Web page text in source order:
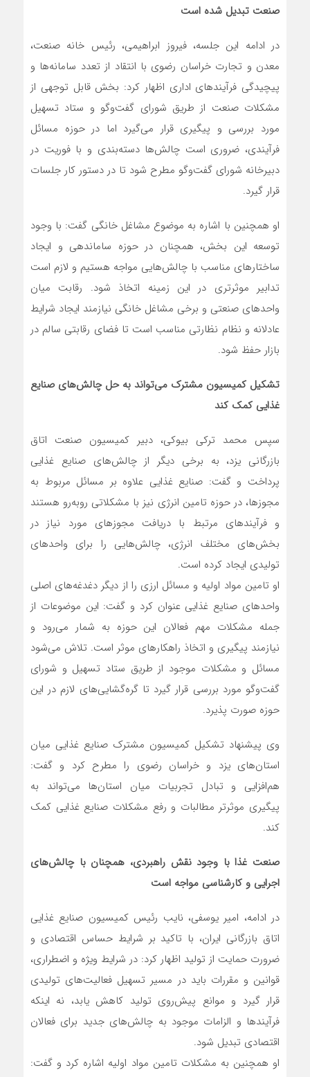
صنعت تبدیل شده است
در ادامه این جلسه، فیروز ابراهیمی، رئیس خانه صنعت،
معدن و تجارت خراسان رضوی با انتقاد از تعدد سامانه‌ها و
پیچیدگی فرآیندهای اداری اظهار کرد: بخش قابل توجهی از
مشکلات صنعت از طریق شورای گفت‌وگو و ستاد تسهیل
مورد بررسی و پیگیری قرار می‌گیرد اما در حوزه مسائل
فرآیندی، ضروری است چالش‌ها دسته‌بندی و با فوریت در
دبیرخانه شورای گفت‌وگو مطرح شود تا در دستور کار جلسات
قرار گیرد.
او همچنین با اشاره به موضوع مشاغل خانگی گفت: با وجود
توسعه این بخش، همچنان در حوزه ساماندهی و ایجاد
ساختارهای مناسب با چالش‌هایی مواجه هستیم و لازم است
تدابیر موثرتری در این زمینه اتخاذ شود. رقابت میان
واحدهای صنعتی و برخی مشاغل خانگی نیازمند ایجاد شرایط
عادلانه و نظام نظارتی مناسب است تا فضای رقابتی سالم در
بازار حفظ شود.
تشکیل کمیسیون مشترک می‌تواند به حل چالش‌های صنایع
غذایی کمک کند
سپس محمد ترکی ‌بیوکی، دبیر کمیسیون صنعت اتاق
بازرگانی یزد، به برخی دیگر از چالش‌های صنایع غذایی
پرداخت و گفت: صنایع غذایی علاوه بر مسائل مربوط به
مجوزها، در حوزه تامین انرژی نیز با مشکلاتی روبه‌رو هستند
و فرآیندهای مرتبط با دریافت مجوزهای مورد نیاز در
بخش‌های مختلف انرژی، چالش‌هایی را برای واحدهای
تولیدی ایجاد کرده است.
او تامین مواد اولیه و مسائل ارزی را از دیگر دغدغه‌های اصلی
واحدهای صنایع غذایی عنوان کرد و گفت: این موضوعات از
جمله مشکلات مهم فعالان این حوزه به شمار می‌رود و
نیازمند پیگیری و اتخاذ راهکارهای موثر است. تلاش می‌شود
مسائل و مشکلات موجود از طریق ستاد تسهیل و شورای
گفت‌وگو مورد بررسی قرار گیرد تا گره‌گشایی‌های لازم در این
حوزه صورت پذیرد.
وی پیشنهاد تشکیل کمیسیون مشترک صنایع غذایی میان
استان‌های یزد و خراسان رضوی را مطرح کرد و گفت:
هم‌افزایی و تبادل تجربیات میان استان‌ها می‌تواند به
پیگیری موثرتر مطالبات و رفع مشکلات صنایع غذایی کمک
کند.
صنعت غذا با وجود نقش راهبردی، همچنان با چالش‌های
اجرایی و کارشناسی مواجه است
در ادامه، امیر یوسفی، نایب رئیس کمیسیون صنایع غذایی
اتاق بازرگانی ایران، با تاکید بر شرایط حساس اقتصادی و
ضرورت حمایت از تولید اظهار کرد: در شرایط ویژه و اضطراری،
قوانین و مقررات باید در مسیر تسهیل فعالیت‌های تولیدی
قرار گیرد و موانع پیش‌روی تولید کاهش یابد، نه اینکه
فرآیندها و الزامات موجود به چالش‌های جدید برای فعالان
اقتصادی تبدیل شود.
او همچنین به مشکلات تامین مواد اولیه اشاره کرد و گفت: